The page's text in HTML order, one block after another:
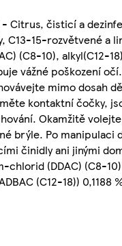
Citrus, čisticí a
C13-15-rozvětvené a
(C8-10), alkyl(C12-
vážné poškození
mimo dosah
kontaktní čočky,
Okamžitě volejte
brýle. Po
činidly ani jinými
(DDAC) (C8-
(C12-18)) 0,1188